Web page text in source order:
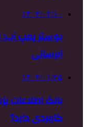
۱۴۰۴/۰۲/۱۰
بوستر پمپ
آبرسانی
۱۴۰۴/۰۱/۲۵
بانک
کاربردی دارد؟